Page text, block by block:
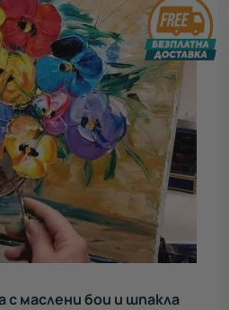
с маслени бои и шпакла